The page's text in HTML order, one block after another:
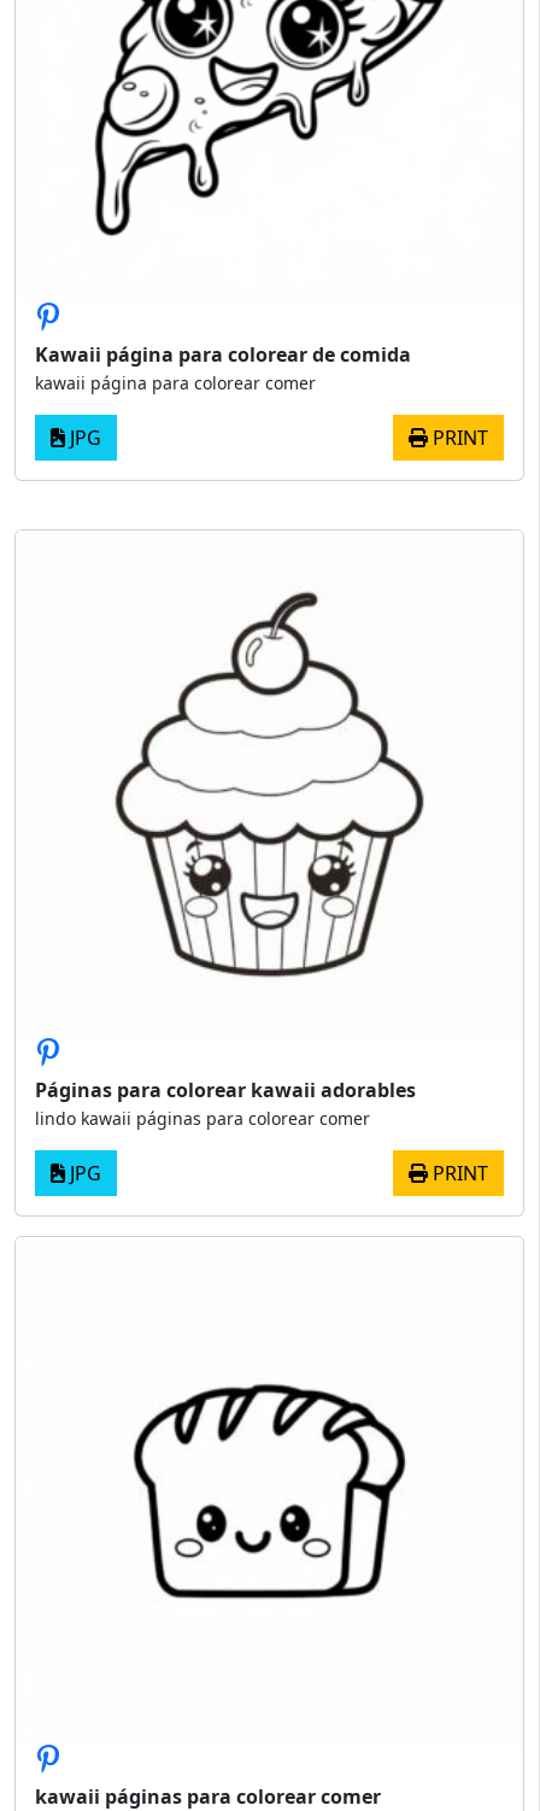
Kawaii página para colorear de comida
kawaii página para colorear comer
JPG PRINT
Páginas para colorear kawaii adorables
lindo kawaii páginas para colorear comer
JPG PRINT
kawaii páginas para colorear comer